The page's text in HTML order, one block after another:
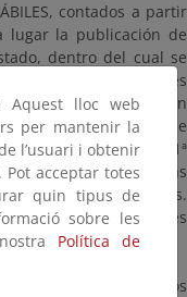
contados a partir
lugar la publicación de
dentro del cual se
y observaciones
estará a disposición
esta Demarcación de
X “El Sabio”, 6 – 1ª
Murcia en días
9:00 y las 14:00 horas.
cita previa través
según los
Aquest lloc web
per mantenir la
l’usuari i obtenir
acceptar totes
quin tipus de
sobre les
Política de